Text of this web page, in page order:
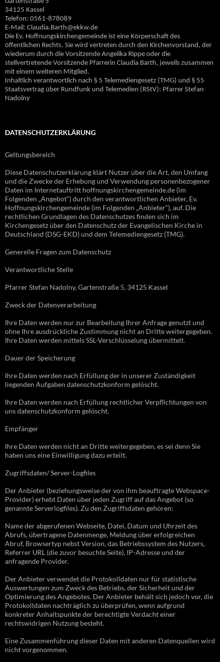
34125 Kassel
Telefon: 0561-878089
E‐Mail: Claudia.Barth@ekkw.de
Die Ev. Hoffnungskirchengemeinde ist eine Körperschaft des
öffentlichen Rechts. Sie wird vertreten durch den Kirchenvorstand, der
wiederum durch die Vorsitzende Angelika Rippe oder die
stellvertretende Vorsitzende Pfarrerin Claudia Barth, jeweils zusammen
mit einem weiteren Mitglied.
Inhaltlich verantwortlich nach § 5 Telemediengesetz (TMG) und § 55
Staatsvertrag über Rundfunk und Telemedien (RStV): Pfarrer Stefan
Nadolny
DATENSCHUTZERKLÄRUNG
Geltungsbereich
Diese Datenschutzerklärung klärt Nutzer über die Art, den Umfang
und die Zwecke der Erhebung und Verwendung personenbezogener
Daten im Internetauftritt hoffnungskirchengemeinde.de (im
Folgenden „Angebot“) durch den verantwortlichen Anbieter, Ev.
Hoffnungskirchengemeinde (im Folgenden „Anbieter“), auf. Die
rechtlichen Grundlagen des Datenschutzes finden sich im
Kirchengesetz über den Datenschutz der Evangelischen Kirche in
Deutschland (DSG-EKD) und dem Telemediengesetz (TMG).
Generelle Fragen zum Datenschutz
Verantwortliche Stelle
Pfarrer Stefan Nadolny, Gartenstraße 5, 34125 Kassel
Zweck der Datenverarbeitung
Ihre Daten werden nur zur Bearbeitung Ihrer Anfrage genutzt und
ohne Ihre ausdrückliche Zustimmung nicht an Dritte weitergegeben.
Ihre Daten werden mittels SSL-Verschlüsselung übermittelt.
Dauer der Speicherung
Ihre Daten werden nach Erfüllung der in unserer Zuständigkeit
liegenden Aufgaben datenschutzkonform gelöscht.
Ihre Daten werden nach Erfüllung rechtlicher Verpflichtungen von
uns datenschutzkonform gelöscht.
Empfänger
Ihre Daten werden nicht an Dritte weitergegeben, es sei denn Sie
haben uns eine Einwilligung dazu erteilt.
Zugriffsdaten/ Server-Logfiles
Der Anbieter (beziehungsweise der von ihm beauftragte Webspace-
Provider) erhebt Daten über jeden Zugriff auf das Angebot (so
genannte Serverlogfiles). Zu den Zugriffsdaten gehören:
Name der abgerufenen Webseite, Datei, Datum und Uhrzeit des
Abrufs, übertragene Datenmenge, Meldung über erfolgreichen
Abruf, Browsertyp nebst Version, das Betriebssystem des Nutzers,
Referrer URL (die zuvor besuchte Seite), IP-Adresse und der
anfragende Provider.
Der Anbieter verwendet die Protokolldaten nur für statistische
Auswertungen zum Zweck des Betriebs, der Sicherheit und der
Optimierung des Angebotes. Der Anbieter behält sich jedoch vor, die
Protokolldaten nachträglich zu überprüfen, wenn aufgrund
konkreter Anhaltspunkte der berechtigte Verdacht einer
rechtswidrigen Nutzung besteht.
Eine Zusammenführung dieser Daten mit anderen Datenquellen wird
nicht vorgenommen.